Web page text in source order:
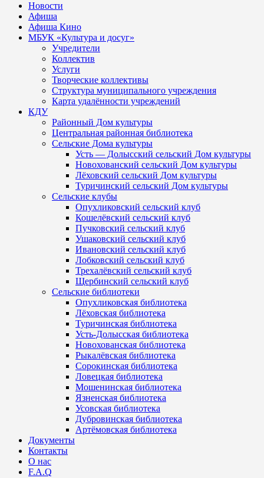
Новости
Афиша
Афиша Кино
МБУК «Культура и досуг»
Учредители
Коллектив
Услуги
Творческие коллективы
Структура муниципального учреждения
Карта удалённости учреждений
КДУ
Районный Дом культуры
Центральная районная библиотека
Сельские Дома культуры
Усть — Долысский сельский Дом культуры
Новохованский сельский Дом культуры
Лёховский сельский Дом культуры
Туричинский сельский Дом культуры
Сельские клубы
Опухликовский сельский клуб
Кошелёвский сельский клуб
Пучковский сельский клуб
Ушаковский сельский клуб
Ивановский сельский клуб
Лобковский сельский клуб
Трехалёвский сельский клуб
Щербинский сельский клуб
Сельские библиотеки
Опухликовская библиотека
Лёховская библиотека
Туричинская библиотека
Усть-Долысская библиотека
Новохованская библиотека
Рыкалёвская библиотека
Сорокинская библиотека
Ловецкая библиотека
Мошенинская библиотека
Язненская библиотека
Усовская библиотека
Дубровинская библиотека
Артёмовская библиотека
Документы
Контакты
О нас
F.A.Q